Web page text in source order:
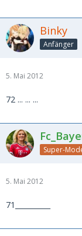
Binky
Anfänger
5. Mai 2012
72 ... ... ...
Super-
5. Mai 2012
71__________